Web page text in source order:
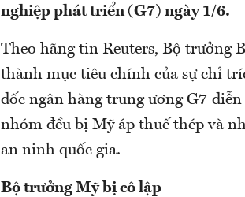
nghiệp phát triển (G7) ngày 1/6.
Theo hãng tin Reuters, Bộ trưởng
thành mục tiêu chính của sự chỉ
đốc ngân hàng trung ương G7
nhóm đều bị Mỹ áp thuế thép và
an ninh quốc gia.
Bộ trưởng Mỹ bị cô lập